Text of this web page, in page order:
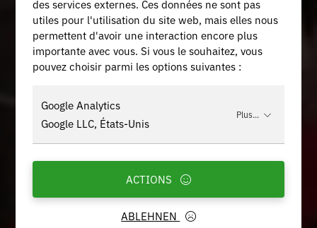
des services externes. Ces données ne sont pas
utiles pour l'utilisation du site web, mais elles nous
permettent d'avoir une interaction encore plus
importante avec vous. Si vous le souhaitez, vous
pouvez choisir parmi les options suivantes :
Google Analytics
Google LLC, États-Unis
Plus...
ABLEHNEN
ACTIONS